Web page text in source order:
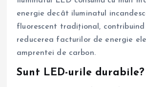
energie decât iluminatul
fluorescent tradițional,
reducerea facturilor de energie
amprentei de carbon.
Sunt LED-urile durabile?